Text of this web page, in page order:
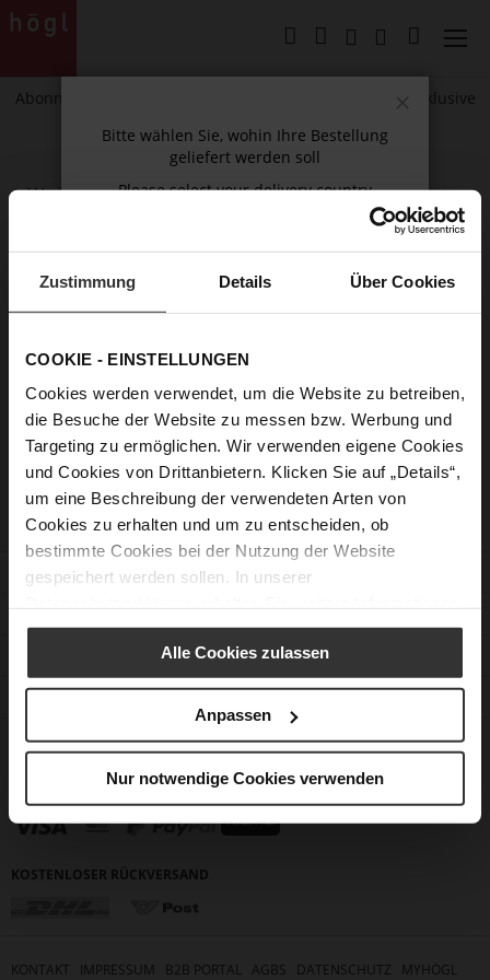
Zustimmung Details Über Cookies
COOKIE - EINSTELLUNGEN
Cookies werden verwendet, um die Website zu betreiben,
die Besuche der Website zu messen bzw. Werbung und
Targeting zu ermöglichen. Wir verwenden eigene Cookies
und Cookies von Drittanbietern. Klicken Sie auf „Details“,
um eine Beschreibung der verwendeten Arten von
Cookies zu erhalten und um zu entscheiden, ob
bestimmte Cookies bei der Nutzung der Website
gespeichert werden sollen. In unserer
Alle Cookies zulassen
Anpassen
Nur notwendige Cookies verwenden
Direkt
zum
Mein
Abonnieren Sie unseren Newsletter und erhalten Sie exklusive
Wo kann ich meine Adressen verwalten?
Im Nutzerbereich können Sie unter "Adressbuch"
bestehende Adressen ändern und löschen sowie neue
haben, steht Ihnen unser Kundenservice gerne zur
Kontaktformular
KUNDENSERVICE
STORE FINDEN
FOLLOW US
ZAHLUNGSMETHODEN
KOSTENLOSER RÜCKVERSAND
KONTAKT IMPRESSUM B2B PORTAL AGBS DATENSCHUTZ MYHÖGL
Bitte wählen Sie, wohin Ihre Bestellung
geliefert werden soll
Please select your delivery country